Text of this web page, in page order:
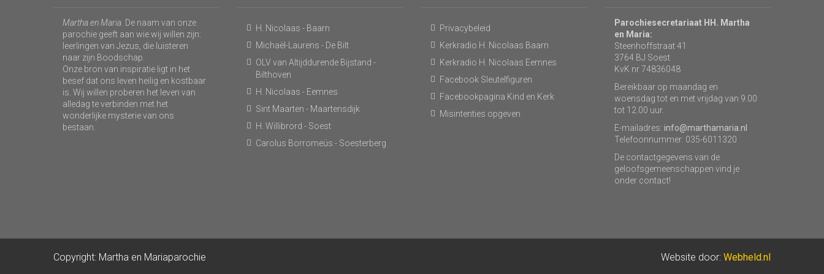
Martha en Maria . De naam van onze
parochie geeft aan wie wij willen zijn:
leerlingen van Jezus, die luisteren
naar zijn Boodschap.
Onze bron van inspiratie ligt in het
besef dat ons leven heilig en kostbaar
is. Wij willen proberen het leven van
alledag te verbinden met het
wonderlijke mysterie van ons
bestaan.
H. Nicolaas - Baarn
Michaël-Laurens - De Bilt
OLV van Altijddurende Bijstand -
Bilthoven
H. Nicolaas - Eemnes
Sint Maarten - Maartensdijk
H. Willibrord - Soest
Carolus Borromeüs - Soesterberg
Privacybeleid
Kerkradio H. Nicolaas Baarn
Kerkradio H. Nicolaas Eemnes
Facebook Sleutelfiguren
Facebookpagina Kind en Kerk
Misintenties opgeven
Parochiesecretariaat HH. Martha
en Maria:
Steenhoffstraat 41
3764 BJ Soest
KvK nr 74836048
Bereikbaar op maandag en
woensdag tot en met vrijdag van 9.00
tot 12.00 uur.
E-mailadres: info@marthamaria.nl
Telefoonnummer: 035-6011320
De contactgegevens van de
geloofsgemeenschappen vind je
onder contact!
Copyright: Martha en Mariaparochie Website door: Webheld.nl